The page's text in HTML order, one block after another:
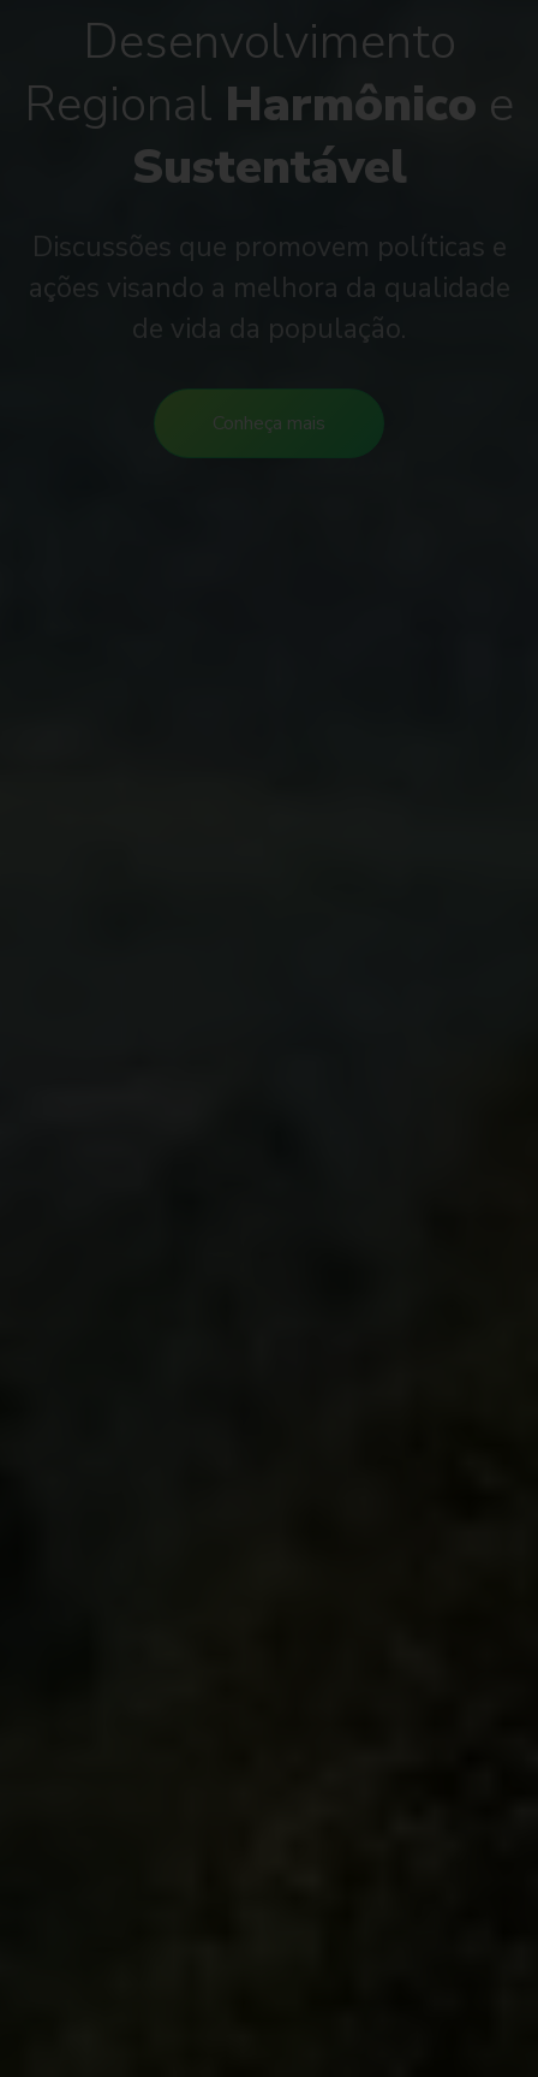
Eficiênciana aplicação
dosRecursos
Públicos
16 municípios abrangidos. Mais de 100
mil pessoas beneficiadas.